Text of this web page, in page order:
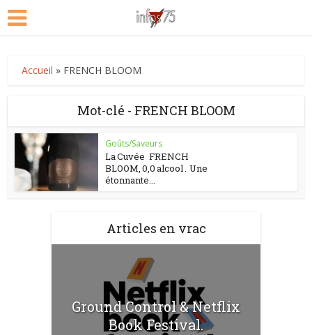
Accueil » FRENCH BLOOM
Mot-clé - FRENCH BLOOM
Goûts/Saveurs
La Cuvée FRENCH
BLOOM, 0,0 alcool . Une
étonnante...
Articles en vrac
Ground Control & Netflix
Book Festival.